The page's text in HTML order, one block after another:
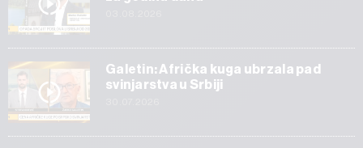
Galetin: Afrička kuga ubrzala pad
svinjarstva u Srbiji